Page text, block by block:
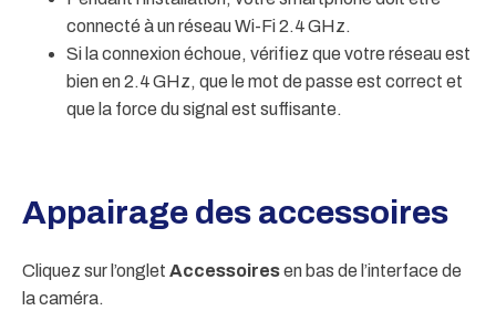
connecté à un réseau Wi-Fi 2.4 GHz.
Si la connexion échoue, vérifiez que votre réseau est
bien en 2.4 GHz, que le mot de passe est correct et
que la force du signal est suffisante.
Appairage des accessoires
Cliquez sur l’onglet Accessoiresen bas de l’interface de
la caméra.